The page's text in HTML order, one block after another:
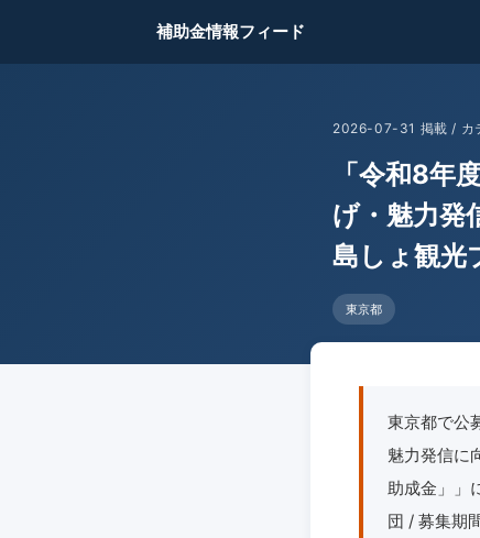
補助金情報フィード
2026-07-31 掲載 / カ
「令和8年
げ・魅力発
島しょ観光
東京都
東京都で公
魅力発信に
助成金」」
団 / 募集期